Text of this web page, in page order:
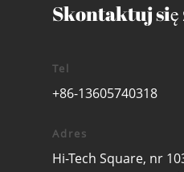
Skontaktuj się
Tel
+86-13605740318
Adres
Hi-Tech Square, nr